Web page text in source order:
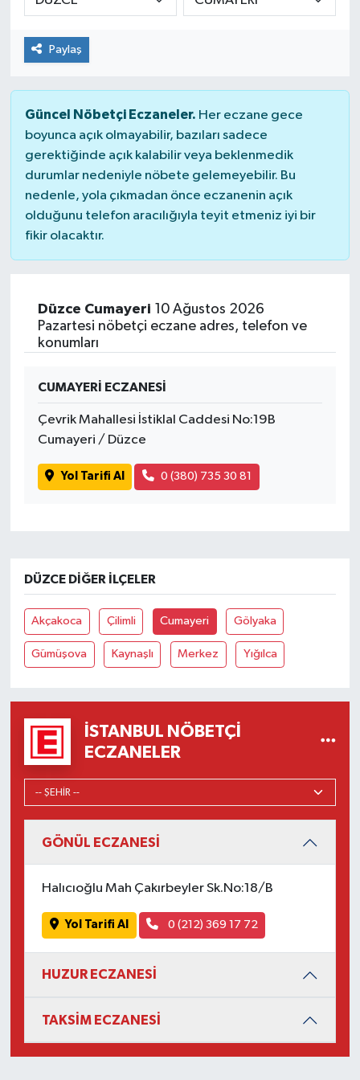
Paylaş
Güncel Nöbetçi Eczaneler. Her eczane gece
boyunca açık olmayabilir, bazıları sadece
gerektiğinde açık kalabilir veya beklenmedik
durumlar nedeniyle nöbete gelemeyebilir. Bu
nedenle, yola çıkmadan önce eczanenin açık
olduğunu telefon aracılığıyla teyit etmeniz iyi bir
fikir olacaktır.
Düzce Cumayeri 10 Ağustos 2026
Pazartesi nöbetçi eczane adres, telefon ve
konumları
CUMAYERİ ECZANESİ
Çevrik Mahallesi İstiklal Caddesi No:19B
Cumayeri / Düzce
Yol Tarifi Al 0 (380) 735 30 81
DÜZCE DIĞER İLÇELER
Akçakoca Çilimli Cumayeri Gölyaka
Gümüşova Kaynaşlı Merkez Yığılca
İSTANBUL NÖBETÇI
ECZANELER
GÖNÜL ECZANESİ
Halıcıoğlu Mah Çakırbeyler Sk.No:18/B
Yol Tarifi Al 0 (212) 369 17 72
HUZUR ECZANESİ
TAKSİM ECZANESİ